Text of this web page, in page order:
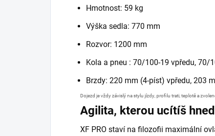
Hmotnost: 59 kg
Výška sedla: 770 mm
Rozvor: 1200 mm
Kola a pneu : 70/100-19 vpředu, 70/
Brzdy: 220 mm (4-píst) vpředu, 203
Dojezd je vždy závislý na stylu jízdy, profilu trati, teplotě a
Agilita, kterou ucítíš
XF PRO staví na filozofii maximální